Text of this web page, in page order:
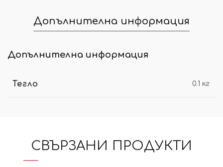
Допълнителна информация
Допълнителна информация
Тегло 0.1 кг
СВЪРЗАНИ ПРОДУКТИ